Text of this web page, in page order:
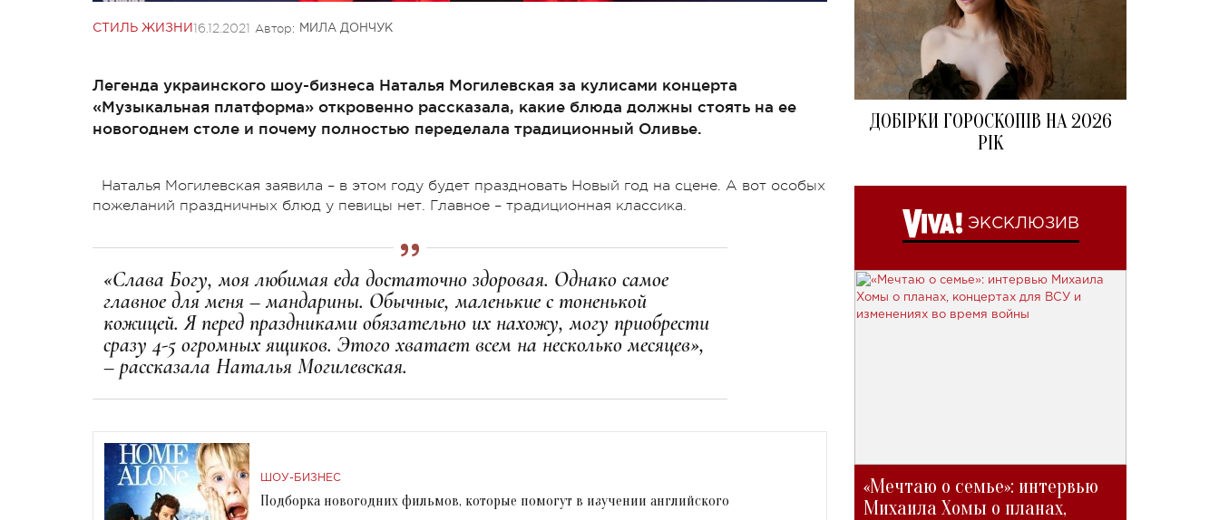
СТИЛЬ ЖИЗНИ 16.12.2021 Автор: МИЛА ДОНЧУК
Легенда украинского шоу-бизнеса Наталья Могилевская за кулисами концерта
«Музыкальная платформа» откровенно рассказала, какие блюда должны стоять на ее
новогоднем столе и почему полностью переделала традиционный Оливье.
Наталья Могилевская заявила – в этом году будет праздновать Новый год на сцене. А вот особых
пожеланий праздничных блюд у певицы нет. Главное – традиционная классика.
«Слава Богу, моя любимая еда достаточно здоровая. Однако самое
главное для меня – мандарины. Обычные, маленькие с тоненькой
кожицей. Я перед праздниками обязательно их нахожу, могу приобрести
сразу 4-5 огромных ящиков. Этого хватает всем на несколько месяцев»,
– рассказала Наталья Могилевская.
ШОУ-БИЗНЕС
Подборка новогодних фильмов, которые помогут в изучении английского
ДОБІРКИ ГОРОСКОПІВ НА 2026
РІК
ЭКСКЛЮЗИВ
«Мечтаю о семье»: интервью
Михаила Хомы о планах,